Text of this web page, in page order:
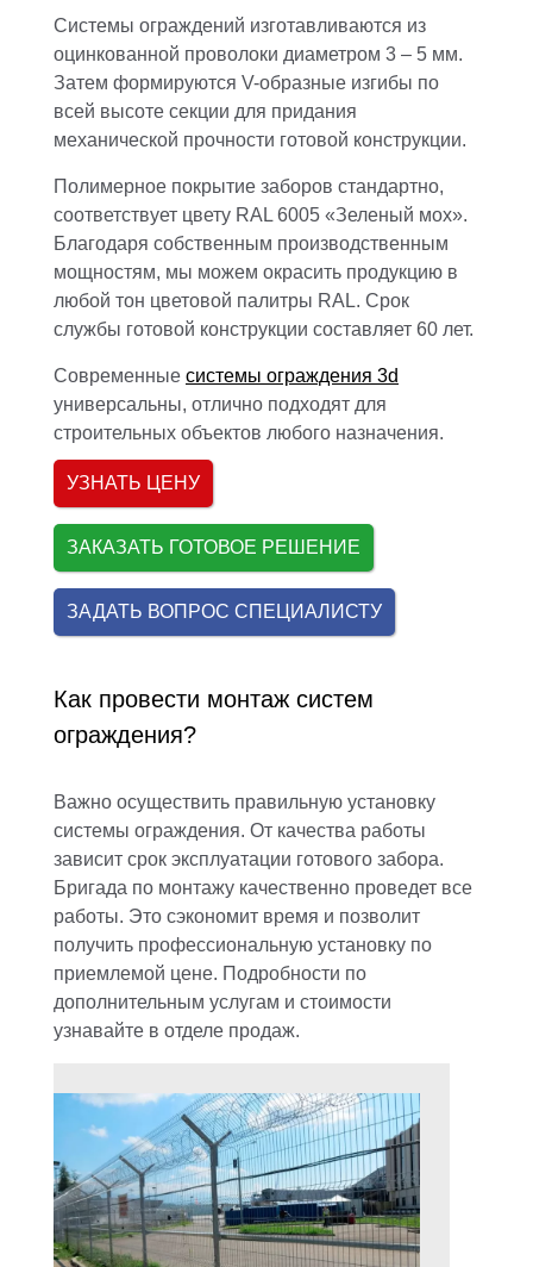
Системы ограждений изготавливаются из
оцинкованной проволоки диаметром 3 – 5 мм.
Затем формируются V-образные изгибы по
всей высоте секции для придания
механической прочности готовой конструкции.
Полимерное покрытие заборов стандартно,
соответствует цвету RAL 6005 «Зеленый мох».
Благодаря собственным производственным
мощностям, мы можем окрасить продукцию в
любой тон цветовой палитры RAL. Срок
службы готовой конструкции составляет 60 лет.
Современные системы ограждения 3d
универсальны, отлично подходят для
строительных объектов любого назначения.
УЗНАТЬ ЦЕНУ
ЗАКАЗАТЬ ГОТОВОЕ РЕШЕНИЕ
ЗАДАТЬ ВОПРОС СПЕЦИАЛИСТУ
Как провести монтаж систем
ограждения?
Важно осуществить правильную установку
системы ограждения. От качества работы
зависит срок эксплуатации готового забора.
Бригада по монтажу качественно проведет все
работы. Это сэкономит время и позволит
получить профессиональную установку по
приемлемой цене. Подробности по
дополнительным услугам и стоимости
узнавайте в отделе продаж.